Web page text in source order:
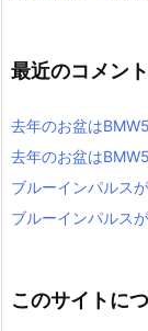
最近のコメント
去年のお盆は
去年のお盆は
ブルーインパルス
ブルーインパルス
このサイトに